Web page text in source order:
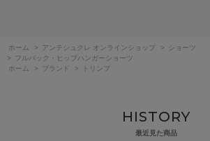
ホーム > アンテシュクレ オンラインショップ >
ショーツ
>
フルバック・ヒップハンガーショーツ
ホーム
> ブランド > トリンプ
HISTORY
最近見た商品